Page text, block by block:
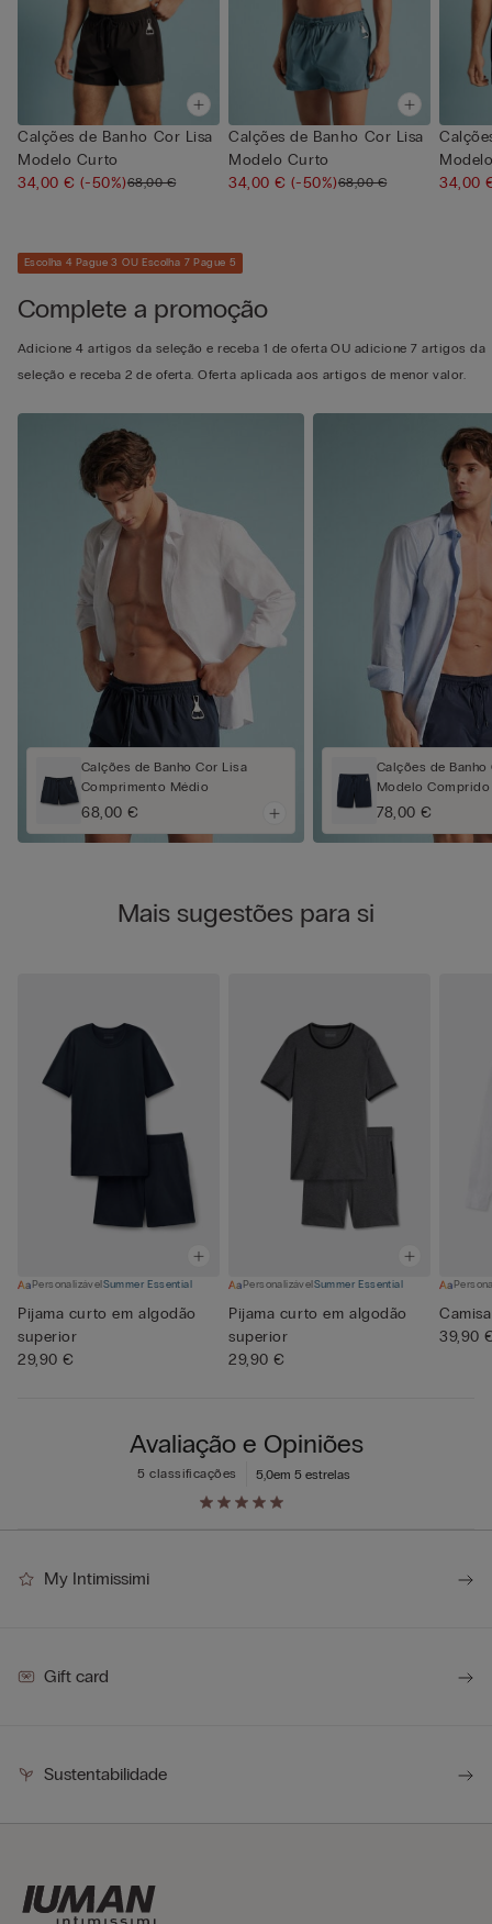
Calções de Banho Cor Lisa
Modelo Curto
34,00 €(-50%)68,00 €
Calções de Banho Cor Lisa
Modelo Curto
34,00 €(-50%)68,00 €
34,00
Escolha 4 Pague 3 OU Escolha 7 Pague 5
Complete a promoção
Adicione 4 artigos da seleção e receba 1 de oferta OU adicione 7 artigos da
seleção e receba 2 de oferta. Oferta aplicada aos artigos de menor valor.
Calções de Banho Cor Lisa
Comprimento Médio
68,00 €
Calções de Banho
Modelo Comprido
78,00 €
Mais sugestões para si
PersonalizávelSummer Essential
Pijama curto em algodão
superior
29,90 €
PersonalizávelSummer Essential
Pijama curto em algodão
superior
29,90 €
39,90
Avaliação e Opiniões
5,0em 5 estrelas
5 classificações
My Intimissimi
Gift card
Sustentabilidade